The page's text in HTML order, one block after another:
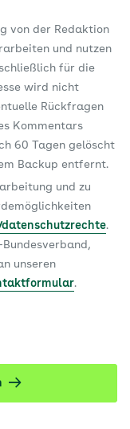
von der Redaktion
und nutzen
für die
wird nicht
Rückfragen
Kommentars
60 Tagen gelöscht
Backup entfernt.
und zu
.
Bundesverband,
unseren
.